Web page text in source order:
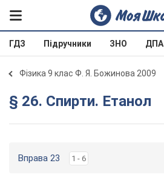
ГДЗ Підручники ЗНО ДПА
Фізика 9 клас Ф. Я. Божинова 2009
§ 26. Спирти. Етанол
Вправа 23 1 - 6